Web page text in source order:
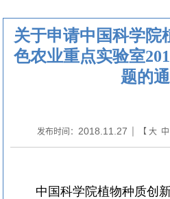
关于申请中国科学院
色农业重点实验室
题的
发布时间： 2018.11.27 | 【 大 中
中国科学院植物种质创